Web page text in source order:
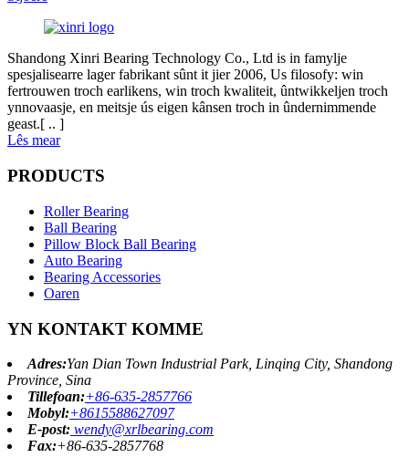
Shandong Xinri Bearing Technology Co., Ltd is in famylje
spesjalisearre lager fabrikant sûnt it jier 2006, Us filosofy: win
fertrouwen troch earlikens, win troch kwaliteit, ûntwikkeljen troch
ynnovaasje, en meitsje ús eigen kânsen troch in ûndernimmende
geast.[ .. ]
Lês mear
PRODUCTS
Roller Bearing
Ball Bearing
Pillow Block Ball Bearing
Auto Bearing
Bearing Accessories
Oaren
YN KONTAKT KOMME
Adres:Yan Dian Town Industrial Park, Linqing City, Shandong
Province, Sina
Tillefoan:+86-635-2857766
Mobyl:+8615588627097
E-post: wendy@xrlbearing.com
Fax:+86-635-2857768